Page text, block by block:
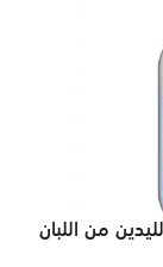
من اللبان